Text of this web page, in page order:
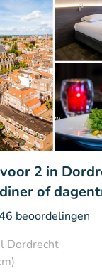
2 in
of
beoordelingen
Dordrecht